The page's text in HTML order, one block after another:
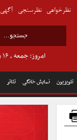
تلویزیون نمایش خانگی تئاتر
امروز: جمعه , ۱۶ مرداد ۱۴۰۵
نظرخواهی نظرسنجی آگهی